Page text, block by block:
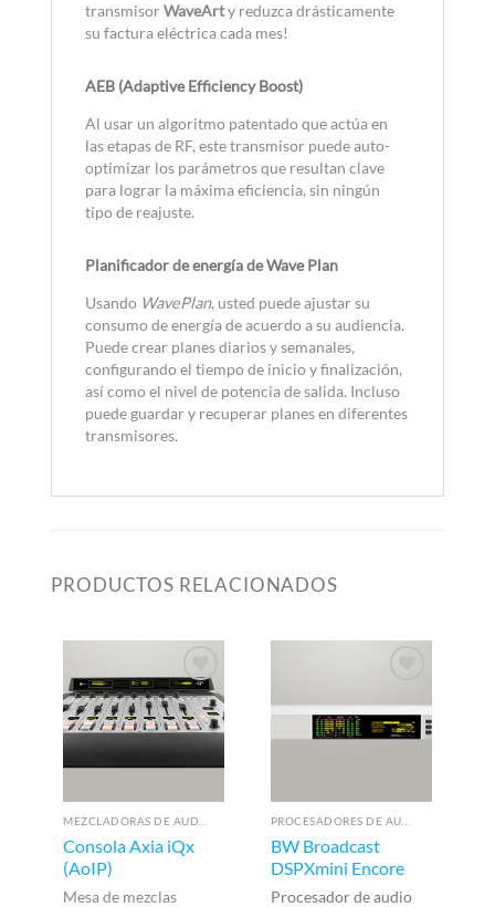
transmisorWaveArty reduzca drásticamente
su factura eléctrica cada mes!
AEB (Adaptive Efficiency Boost)
Al usar un algoritmo patentado que actúa en
las etapas de RF, este transmisor puede auto-
optimizar los parámetros que resultan clave
para lograr la máxima eficiencia, sin ningún
tipo de reajuste.
Planificador de energía de Wave Plan
Usando WavePlan, usted puede ajustar su
consumo de energía de acuerdo a su audiencia.
Puede crear planes diarios y semanales,
configurando el tiempo de inicio y finalización,
así como el nivel de potencia de salida. Incluso
puede guardar y recuperar planes en diferentes
transmisores.
PRODUCTOS RELACIONADOS
Consola Axia iQx
(AoIP)
Mesa de mezclas
BW Broadcast
DSPXmini Encore
Procesador de audio